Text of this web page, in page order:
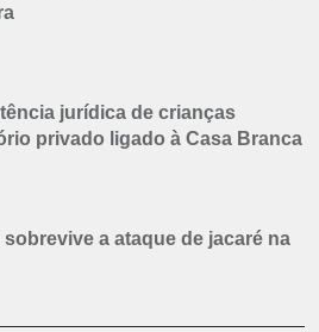
jurídica de crianças
privado ligado à Casa Branca
a ataque de jacaré na